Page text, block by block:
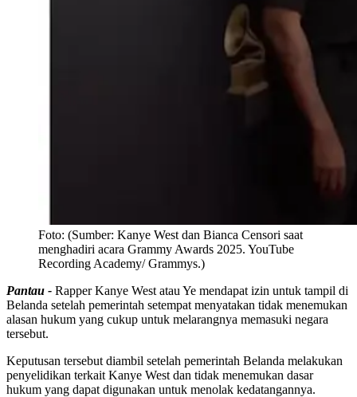
Foto: (Sumber: Kanye West dan Bianca Censori saat
menghadiri acara Grammy Awards 2025. YouTube
Recording Academy/ Grammys.)
Pantau - Rapper Kanye West atau Ye mendapat izin untuk tampil di
Belanda setelah pemerintah setempat menyatakan tidak menemukan
alasan hukum yang cukup untuk melarangnya memasuki negara
tersebut.
Keputusan tersebut diambil setelah pemerintah Belanda melakukan
penyelidikan terkait Kanye West dan tidak menemukan dasar
hukum yang dapat digunakan untuk menolak kedatangannya.